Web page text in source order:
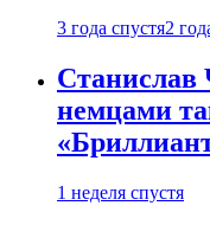
3 года спустя2
Станислав
немцами
1 неделя спустя